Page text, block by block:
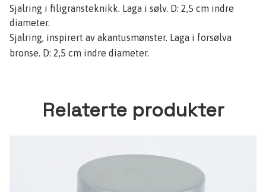
Sjalring i filigransteknikk. Laga i sølv. D: 2,5 cm indre
diameter.
Sjalring, inspirert av akantusmønster. Laga i forsølva
bronse. D: 2,5 cm indre diameter.
Relaterte produkter